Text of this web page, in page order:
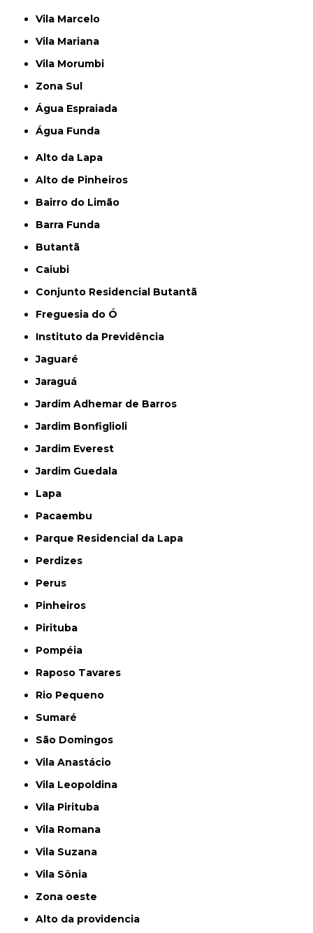
Vila Marcelo
Vila Mariana
Vila Morumbi
Zona Sul
Água Espraiada
Água Funda
Alto da Lapa
Alto de Pinheiros
Bairro do Limão
Barra Funda
Butantã
Caiubi
Conjunto Residencial Butantã
Freguesia do Ó
Instituto da Previdência
Jaguaré
Jaraguá
Jardim Adhemar de Barros
Jardim Bonfiglioli
Jardim Everest
Jardim Guedala
Lapa
Pacaembu
Parque Residencial da Lapa
Perdizes
Perus
Pinheiros
Pirituba
Pompéia
Raposo Tavares
Rio Pequeno
Sumaré
São Domingos
Vila Anastácio
Vila Leopoldina
Vila Pirituba
Vila Romana
Vila Suzana
Vila Sônia
Zona oeste
alto da providencia